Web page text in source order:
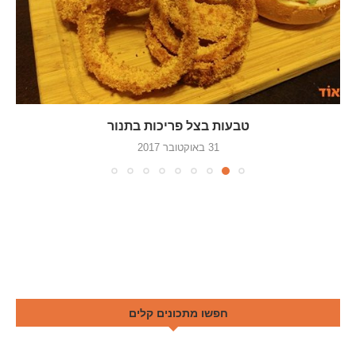
טבעות בצל פריכות בתנור
31 באוקטובר 2017
חפשו מתכונים קלים